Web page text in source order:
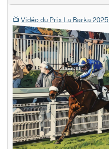
📺 Vidéo du Prix La Barka 2025